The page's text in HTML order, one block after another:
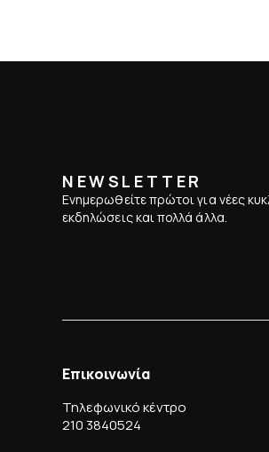
NEWSLETTER
Ενημερωθείτε πρώτοι για νέες
εκδηλώσεις και πολλά άλλα.
Επικοινωνία
Τηλεφωνικό κέντρο
210 3840524